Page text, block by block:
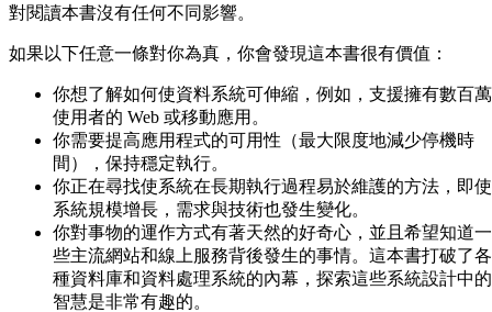
對閱讀本書沒有任何不同影響。
如果以下任意一條對你為真，你會發現這本書很有價值：
你想了解如何使資料系統可伸縮，例如，支援擁有數百萬
使用者的 Web 或移動應用。
你需要提高應用程式的可用性（最大限度地減少停機時
間），保持穩定執行。
你正在尋找使系統在長期執行過程易於維護的方法，即使
系統規模增長，需求與技術也發生變化。
你對事物的運作方式有著天然的好奇心，並且希望知道一
些主流網站和線上服務背後發生的事情。這本書打破了各
種資料庫和資料處理系統的內幕，探索這些系統設計中的
智慧是非常有趣的。